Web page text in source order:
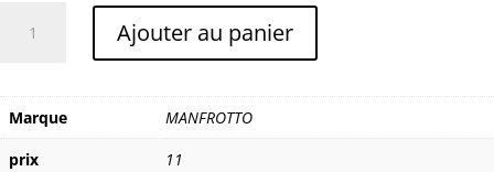
MANFROTTO
Ajouter au panier
Marque
MANFROTTO
prix
11